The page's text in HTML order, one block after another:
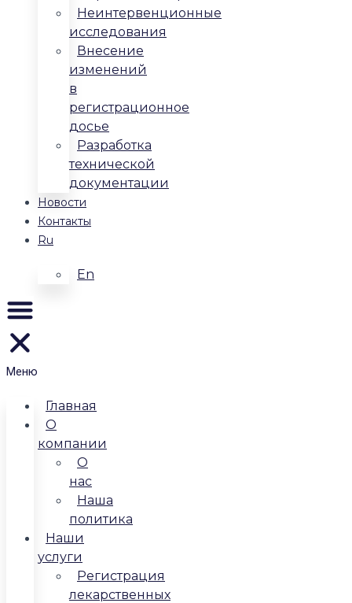
Неинтервенционные
исследования
Внесение
изменений
в
регистрационное
досье
Разработка
технической
документации
Новости
Контакты
Ru
En
Меню
Главная
О
компании
О
нас
Наша
политика
Наши
услуги
Регистрация
лекарственных